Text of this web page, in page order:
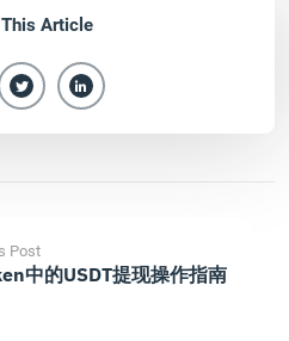
Article
Post
中的USDT提现操作指南